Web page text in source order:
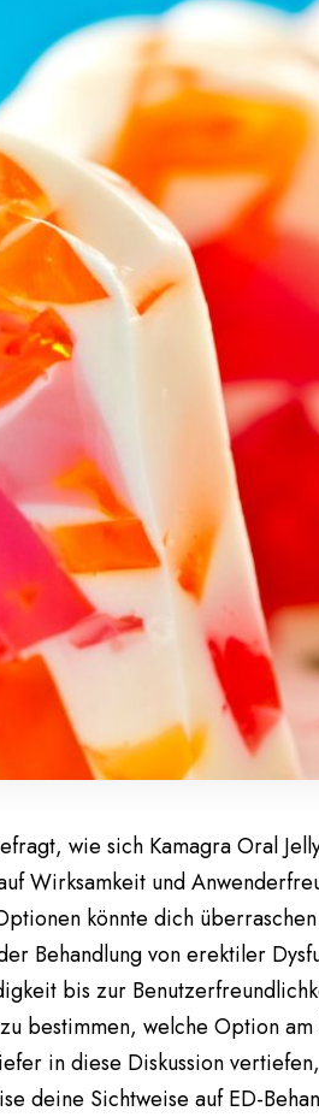
wie sich Kamagra Oral
Wirksamkeit und
könnte dich
Behandlung von erektiler
bis zur
bestimmen, welche Option
in diese Diskussion
deine Sichtweise auf ED-